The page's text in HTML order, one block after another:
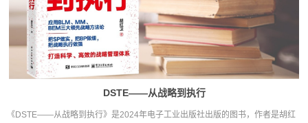
DSTE——从战略到执行
《DSTE——从战略到执行》是2024年电子工业出版社出版的图书，作者是胡红